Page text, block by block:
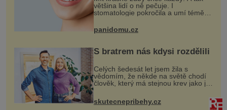
většina lidí o ně pečuje. I
stomatologie pokročila a umí téměř
které se tradují, nedaří vyvrátit.
Které? Večer místo čištění s
panidomu.cz
S bratrem nás kdysi rozdělili
Celých šedesát let jsem žila s
vědomím, že někde na světě chodí
člověk, který má stejnou krev jako já.
Jen jsem si už nedovedla vybavit
jeho tvář. Byli jsme ještě malí, když
jsme s mým o šest let mlad
skutecnepribehy.cz